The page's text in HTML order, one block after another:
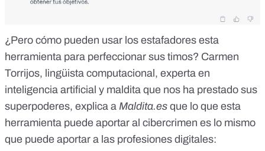
¿Pero cómo pueden usar los estafadores esta
herramienta para perfeccionar sus timos? Carmen
Torrijos, lingüista computacional, experta en
inteligencia artificial y maldita que nos ha prestado sus
superpoderes, explica a Maldita.es que lo que esta
herramienta puede aportar al cibercrimen es lo mismo
que puede aportar a las profesiones digitales: